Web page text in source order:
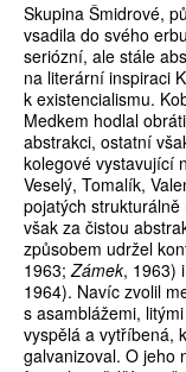
Skupina Šmidrové,
vsadila do svého
seriózní, ale stále
na literární inspiraci
k existencialismu.
Medkem hodlal
abstrakci, ostatní
kolegové vystavující
Veselý, Tomalík,
pojatých strukturálně
však za čistou
způsobem udržel
1963;Zámek, 1963)
1964). Navíc zvolil
s asamblážemi,
vyspělá a vytříbená,
galvanizoval. O jeho